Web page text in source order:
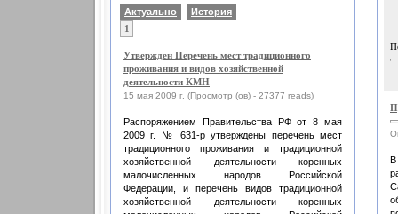
Актуально
История
1
Утвержден Перечень мест традиционного
проживания и видов хозяйственной
деятельности КМН
15 мая 2009 г. (Просмотр (ов) - 27377 reads)
Распоряжением Правительства РФ от 8 мая
2009 г. № 631-р утверждены перечень мест
традиционного проживания и традиционной
хозяйственной деятельности коренных
малочисленных народов Российской
Федерации, и перечень видов традиционной
хозяйственной деятельности коренных